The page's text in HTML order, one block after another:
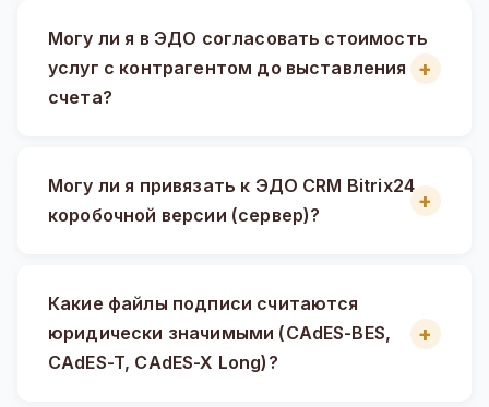
Могу ли я в ЭДО согласовать стоимость
услуг с контрагентом до выставления
счета?
Могу ли я привязать к ЭДО CRM Bitrix24
коробочной версии (сервер)?
Какие файлы подписи считаются
юридически значимыми (CAdES-BES,
CAdES-T, CAdES-X Long)?